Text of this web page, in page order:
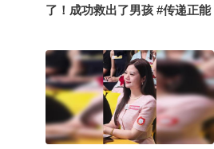
了！成功救出了男孩 #传递正能